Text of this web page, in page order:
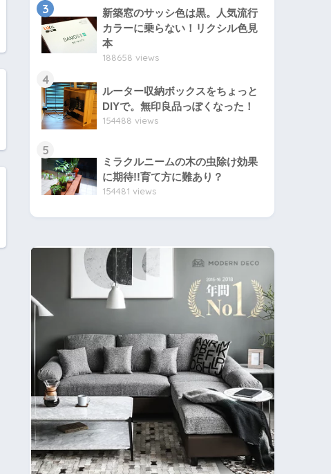
3
新築窓のサッシ色は黒。人気流行
カラーに乗らない！リクシル色見
本
188658 views
4
ルーター収納ボックスをちょっと
DIYで。無印良品っぽくなった！
154488 views
5
ミラクルニームの木の虫除け効果
に期待!!育て方に難あり？
154481 views